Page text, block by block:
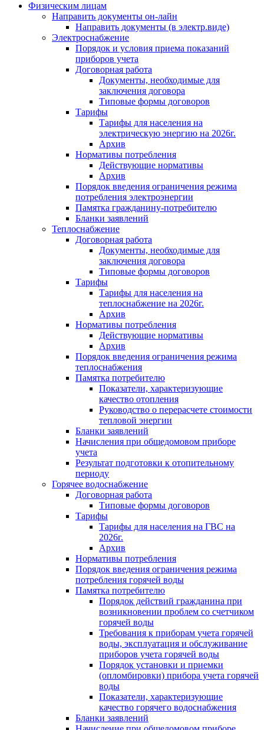
Физическим лицам
Направить документы он-лайн
Направить документы (в электр.виде)
Электроснабжение
Порядок и условия приема показаний
приборов учета
Договорная работа
Документы, необходимые для
заключения договора
Типовые формы договоров
Тарифы
Тарифы для населения на
электрическую энергию на 2026г.
Архив
Нормативы потребления
Действующие нормативы
Архив
Порядок введения ограничения режима
потребления электроэнергии
Памятка гражданину-потребителю
Бланки заявлений
Теплоснабжение
Договорная работа
Документы, необходимые для
заключения договора
Типовые формы договоров
Тарифы
Тарифы для населения на
теплоснабжение на 2026г.
Архив
Нормативы потребления
Действующие нормативы
Архив
Порядок введения ограничения режима
теплоснабжения
Памятка потребителю
Показатели, характеризующие
качество отопления
Руководство о перерасчете стоимости
тепловой энергии
Бланки заявлений
Начисления при общедомовом приборе
учета
Результат подготовки к отопительному
периоду
Горячее водоснабжение
Договорная работа
Типовые формы договоров
Тарифы
Тарифы для населения на ГВС на
2026г.
Архив
Нормативы потребления
Порядок введения ограничения режима
потребления горячей воды
Памятка потребителю
Порядок действий гражданина при
возникновении проблем со счетчиком
горячей воды
Требования к приборам учета горячей
воды, эксплуатация и обслуживание
приборов учета горячей воды
Порядок установки и приемки
(опломбировки) прибора учета горячей
воды
Показатели, характеризующие
качество горячего водоснабжения
Бланки заявлений